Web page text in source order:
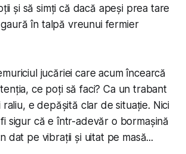
și să simți că dacă apeși prea tare
în talpă vreunui fermier
jucăriei care acum încearcă
ce poți să faci? Ca un trabant
raliu, e depășită clar de situație. Nici
sigur că e într-adevăr o bormașină
dat pe vibrații și uitat pe masă...